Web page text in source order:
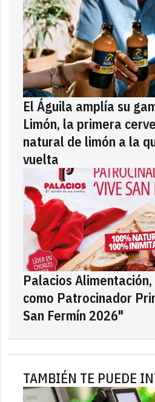
El Águila amplía su
Limón, la primera
natural de limón a la
vuelta
Palacios Alimentación,
como Patrocinador
San Fermín 2026"
TAMBIÉN TE PUEDE